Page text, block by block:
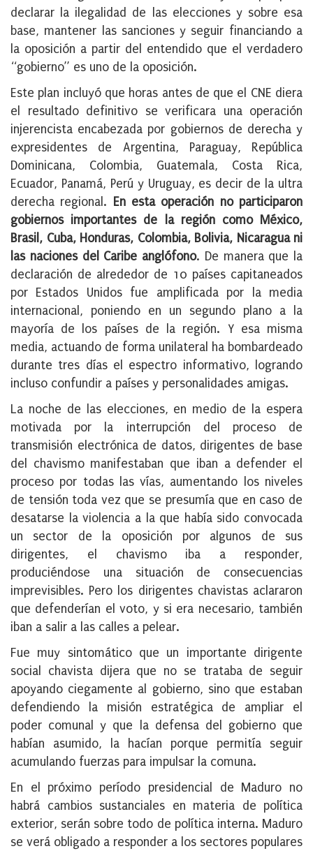
declarar la ilegalidad de las elecciones y sobre esa
base, mantener las sanciones y seguir financiando a
la oposición a partir del entendido que el verdadero
“gobierno” es uno de la oposición.
Este plan incluyó que horas antes de que el CNE diera
el resultado definitivo se verificara una operación
injerencista encabezada por gobiernos de derecha y
expresidentes de Argentina, Paraguay, República
Dominicana, Colombia, Guatemala, Costa Rica,
Ecuador, Panamá, Perú y Uruguay, es decir de la ultra
derecha regional.
En esta operación no participaron
gobiernos importantes de la región como México,
Brasil, Cuba, Honduras, Colombia, Bolivia, Nicaragua ni
las naciones del Caribe anglófono. De manera que la
declaración de alrededor de 10 países capitaneados
por Estados Unidos fue amplificada por la media
internacional, poniendo en un segundo plano a la
mayoría de los países de la región. Y esa misma
media, actuando de forma unilateral ha bombardeado
durante tres días el espectro informativo, logrando
incluso confundir a países y personalidades amigas.
La noche de las elecciones, en medio de la espera
motivada por la interrupción del proceso de
transmisión electrónica de datos, dirigentes de base
del chavismo manifestaban que iban a defender el
proceso por todas las vías, aumentando los niveles
de tensión toda vez que se presumía que en caso de
desatarse la violencia a la que había sido convocada
un sector de la oposición por algunos de sus
dirigentes, el chavismo iba a responder,
produciéndose una situación de consecuencias
imprevisibles. Pero los dirigentes chavistas aclararon
que defenderían el voto, y si era necesario, también
iban a salir a las calles a pelear.
Fue muy sintomático que un importante dirigente
social chavista dijera que no se trataba de seguir
apoyando ciegamente al gobierno, sino que estaban
defendiendo la misión estratégica de ampliar el
poder comunal y que la defensa del gobierno que
habían asumido, la hacían porque permitía seguir
acumulando fuerzas para impulsar la comuna.
En el próximo período presidencial de Maduro no
habrá cambios sustanciales en materia de política
exterior, serán sobre todo de política interna. Maduro
se verá obligado a responder a los sectores populares